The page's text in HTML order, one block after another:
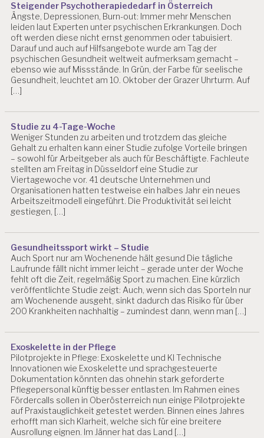
1
3
A
U
V
A
L
A
S
T
U
N
G
E
N
U
R
N
O
U
T
D
C
R
IS
T
I
A
N
B
LI
Steigender Psychotherapiededarf in Österreich
Ängste, Depressionen, Burn-out: Immer mehr Menschen
leiden laut Experten unter psychischen Erkrankungen. Doch
oft werden diese nicht ernst genommen oder tabuisiert.
Darauf und auch auf Hilfsangebote wurde am Tag der
psychischen Gesundheit weltweit aufmerksam gemacht –
ebenso wie auf Missstände. In Grün, der Farbe für seelische
Gesundheit, leuchtet am 10. Oktober der Grazer Uhrturm. Auf
[…]
Studie zu 4-Tage-Woche
Weniger Stunden zu arbeiten und trotzdem das gleiche
Gehalt zu erhalten kann einer Studie zufolge Vorteile bringen
– sowohl für Arbeitgeber als auch für Beschäftigte. Fachleute
stellten am Freitag in Düsseldorf eine Studie zur
Viertagewoche vor. 41 deutsche Unternehmen und
Organisationen hatten testweise ein halbes Jahr ein neues
Arbeitszeitmodell eingeführt. Die Produktivität sei leicht
gestiegen, […]
Gesundheitssport wirkt – Studie
Auch Sport nur am Wochenende hält gesund Die tägliche
Laufrunde fällt nicht immer leicht – gerade unter der Woche
fehlt oft die Zeit, regelmäßig Sport zu machen. Eine kürzlich
veröffentlichte Studie zeigt: Auch, wenn sich das Sporteln nur
am Wochenende ausgeht, sinkt dadurch das Risiko für über
200 Krankheiten nachhaltig – zumindest dann, wenn man […]
Exoskelette in der Pflege
Pilotprojekte in Pflege: Exoskelette und KI Technische
Innovationen wie Exoskelette und sprachgesteuerte
Dokumentation könnten das ohnehin stark geforderte
Pflegepersonal künftig besser entlasten. Im Rahmen eines
Fördercalls sollen in Oberösterreich nun einige Pilotprojekte
auf Praxistauglichkeit getestet werden. Binnen eines Jahres
erhofft man sich Klarheit, welche sich für eine breitere
Ausrollung eignen. Im Jänner hat das Land […]